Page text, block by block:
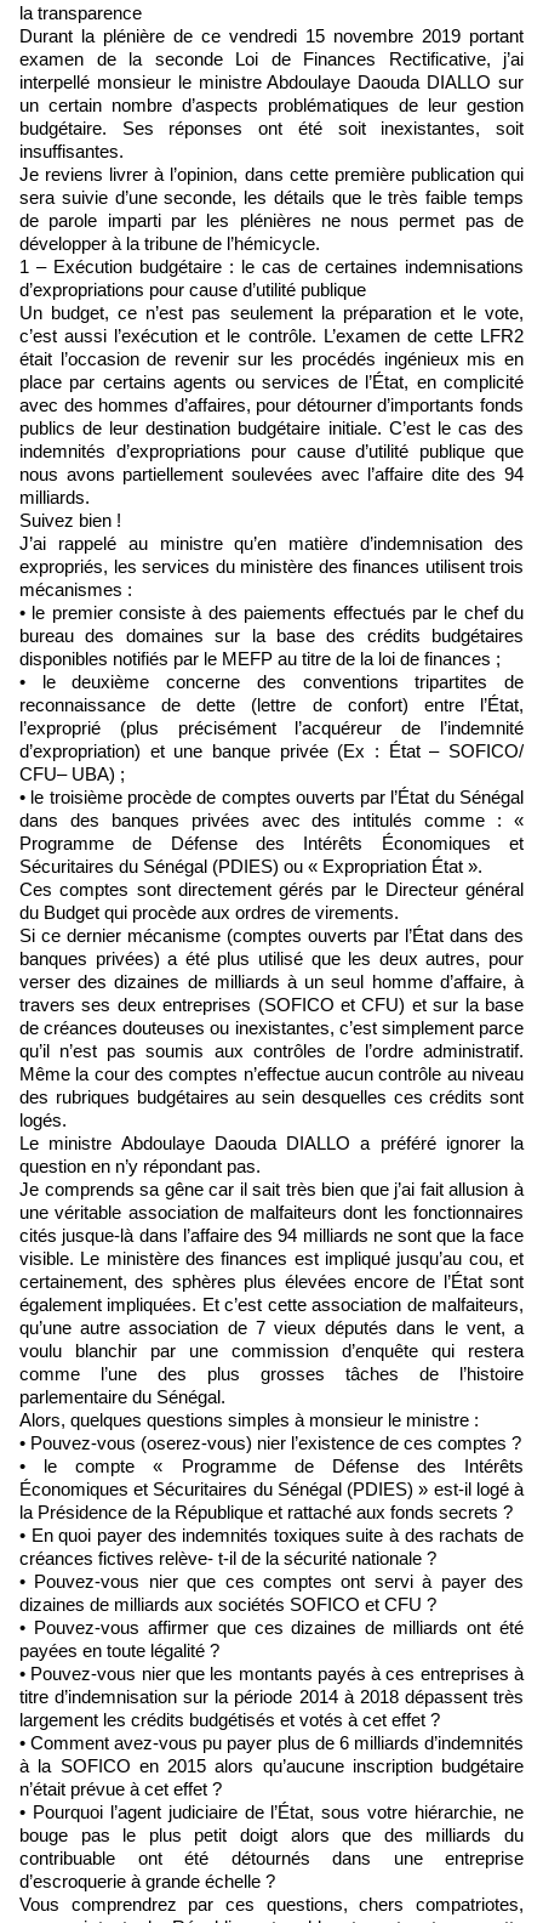
la transparence
Durant la plénière de ce vendredi 15 novembre 2019 portant
examen de la seconde Loi de Finances Rectificative, j’ai
interpellé monsieur le ministre Abdoulaye Daouda DIALLO sur
un certain nombre d’aspects problématiques de leur gestion
budgétaire. Ses réponses ont été soit inexistantes, soit
insuffisantes.
Je reviens livrer à l’opinion, dans cette première publication qui
sera suivie d’une seconde, les détails que le très faible temps
de parole imparti par les plénières ne nous permet pas de
développer à la tribune de l’hémicycle.
1 – Exécution budgétaire : le cas de certaines indemnisations
d’expropriations pour cause d’utilité publique
Un budget, ce n’est pas seulement la préparation et le vote,
c’est aussi l’exécution et le contrôle. L’examen de cette LFR2
était l’occasion de revenir sur les procédés ingénieux mis en
place par certains agents ou services de l’État, en complicité
avec des hommes d’affaires, pour détourner d’importants fonds
publics de leur destination budgétaire initiale. C’est le cas des
indemnités d’expropriations pour cause d’utilité publique que
nous avons partiellement soulevées avec l’affaire dite des 94
milliards.
Suivez bien !
J’ai rappelé au ministre qu’en matière d’indemnisation des
expropriés, les services du ministère des finances utilisent trois
mécanismes :
• le premier consiste à des paiements effectués par le chef du
bureau des domaines sur la base des crédits budgétaires
disponibles notifiés par le MEFP au titre de la loi de finances ;
• le deuxième concerne des conventions tripartites de
reconnaissance de dette (lettre de confort) entre l’État,
l’exproprié (plus précisément l’acquéreur de l’indemnité
d’expropriation) et une banque privée (Ex : État – SOFICO/
CFU– UBA) ;
• le troisième procède de comptes ouverts par l’État du Sénégal
dans des banques privées avec des intitulés comme : «
Programme de Défense des Intérêts Économiques et
Sécuritaires du Sénégal (PDIES) ou « Expropriation État ».
Ces comptes sont directement gérés par le Directeur général
du Budget qui procède aux ordres de virements.
Si ce dernier mécanisme (comptes ouverts par l’État dans des
banques privées) a été plus utilisé que les deux autres, pour
verser des dizaines de milliards à un seul homme d’affaire, à
travers ses deux entreprises (SOFICO et CFU) et sur la base
de créances douteuses ou inexistantes, c’est simplement parce
qu’il n’est pas soumis aux contrôles de l’ordre administratif.
Même la cour des comptes n’effectue aucun contrôle au niveau
des rubriques budgétaires au sein desquelles ces crédits sont
logés.
Le ministre Abdoulaye Daouda DIALLO a préféré ignorer la
question en n’y répondant pas.
Je comprends sa gêne car il sait très bien que j’ai fait allusion à
une véritable association de malfaiteurs dont les fonctionnaires
cités jusque-là dans l’affaire des 94 milliards ne sont que la face
visible. Le ministère des finances est impliqué jusqu’au cou, et
certainement, des sphères plus élevées encore de l’État sont
également impliquées. Et c’est cette association de malfaiteurs,
qu’une autre association de 7 vieux députés dans le vent, a
voulu blanchir par une commission d’enquête qui restera
comme l’une des plus grosses tâches de l’histoire
parlementaire du Sénégal.
Alors, quelques questions simples à monsieur le ministre :
• Pouvez-vous (oserez-vous) nier l’existence de ces comptes ?
• le compte « Programme de Défense des Intérêts
Économiques et Sécuritaires du Sénégal (PDIES) » est-il logé à
la Présidence de la République et rattaché aux fonds secrets ?
• En quoi payer des indemnités toxiques suite à des rachats de
créances fictives relève- t-il de la sécurité nationale ?
• Pouvez-vous nier que ces comptes ont servi à payer des
dizaines de milliards aux sociétés SOFICO et CFU ?
• Pouvez-vous affirmer que ces dizaines de milliards ont été
payées en toute légalité ?
• Pouvez-vous nier que les montants payés à ces entreprises à
titre d’indemnisation sur la période 2014 à 2018 dépassent très
largement les crédits budgétisés et votés à cet effet ?
• Comment avez-vous pu payer plus de 6 milliards d’indemnités
à la SOFICO en 2015 alors qu’aucune inscription budgétaire
n’était prévue à cet effet ?
• Pourquoi l’agent judiciaire de l’État, sous votre hiérarchie, ne
bouge pas le plus petit doigt alors que des milliards du
contribuable ont été détournés dans une entreprise
d’escroquerie à grande échelle ?
Vous comprendrez par ces questions, chers compatriotes,